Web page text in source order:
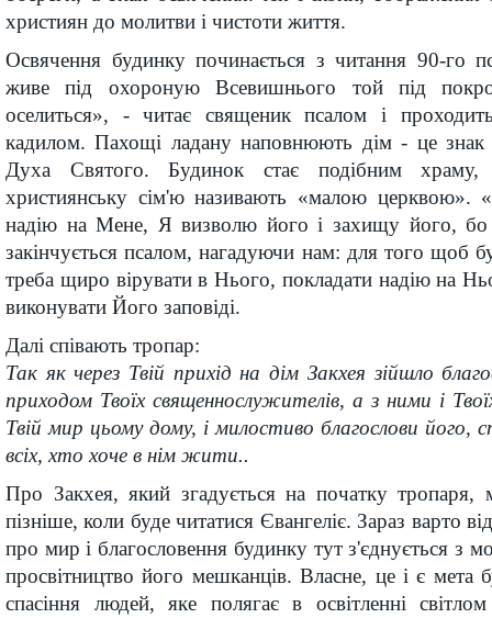
християн до молитви і чистоти життя.
Освячення будинку починається з читання 90-го
живе під охороную Всевишнього той під
оселиться», - читає священик псалом і
кадилом. Пахощі ладану наповнюють дім - це знак
Духа Святого. Будинок стає подібним
християнську сім'ю називають «малою церквою».
надію на Мене, Я визволю його і захищу його,
закінчується псалом, нагадуючи нам: для того щоб
треба щиро вірувати в Нього, покладати надію на
виконувати Його заповіді.
Далі співають тропар:
Так як через Твій прихід на дім Закхея зійшло
приходом Твоїх священнослужителів, а з ними і
Твій мир цьому дому, і милостиво благослови його,
всіх, хто хоче в нім жити..
Про Закхея, який згадується на початку тропаря,
пізніше, коли буде читатися Євангеліє. Зараз варто
про мир і благословення будинку тут з'єднується з
просвітництво його мешканців. Власне, це і є мета
спасіння людей, яке полягає в освітленні